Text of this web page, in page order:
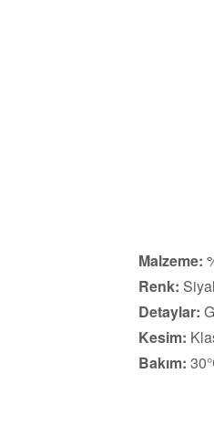
Malzeme:
Renk:
Detaylar:
Kesim:
Bakım: